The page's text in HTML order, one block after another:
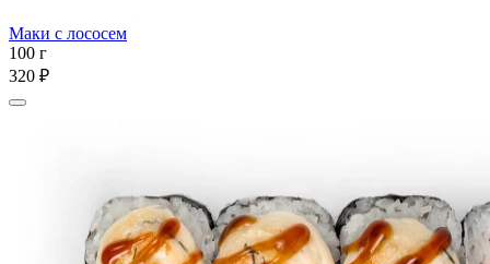
Маки с лососем
100 г
320 ₽